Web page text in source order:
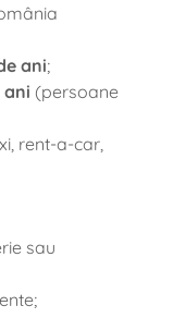
ani;
ani (persoane
rent-a-car,
sau